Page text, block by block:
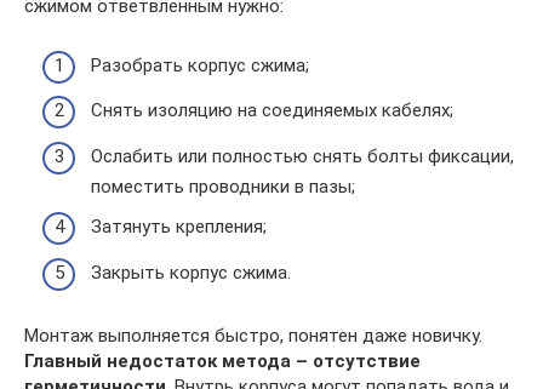
сжимом ответвленным нужно:
Разобрать корпус сжима;
Снять изоляцию на соединяемых кабелях;
Ослабить или полностью снять болты фиксации,
поместить проводники в пазы;
Затянуть крепления;
Закрыть корпус сжима.
Монтаж выполняется быстро, понятен даже новичку.
Главный недостаток метода – отсутствие